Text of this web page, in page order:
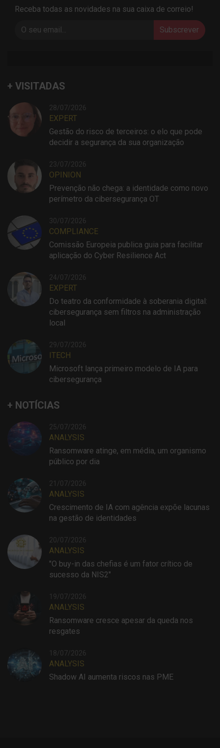
Receba todas as novidades na sua caixa de correio!
Subscrever
+ VISITADAS
28/07/2026
EXPERT
Gestão do risco de terceiros: o elo que pode
decidir a segurança da sua organização
23/07/2026
OPINION
Prevenção não chega: a identidade como novo
perímetro da cibersegurança OT
30/07/2026
COMPLIANCE
Comissão Europeia publica guia para facilitar
aplicação do Cyber Resilience Act
24/07/2026
EXPERT
Do teatro da conformidade à soberania digital:
cibersegurança sem filtros na administração
local
29/07/2026
ITECH
Microsoft lança primeiro modelo de IA para
cibersegurança
+ NOTÍCIAS
25/07/2026
ANALYSIS
Ransomware atinge, em média, um organismo
público por dia
21/07/2026
ANALYSIS
Crescimento de IA com agência expõe lacunas
na gestão de identidades
20/07/2026
ANALYSIS
"O buy-in das chefias é um fator crítico de
sucesso da NIS2"
19/07/2026
ANALYSIS
Ransomware cresce apesar da queda nos
resgates
18/07/2026
ANALYSIS
Shadow AI aumenta riscos nas PME